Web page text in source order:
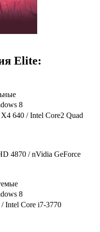
Elite:
8
640 / Intel Core2 Quad
4870 / nVidia GeForce
8
Intel Core i7-3770